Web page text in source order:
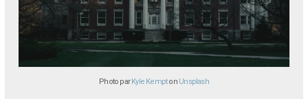
Photo par Kyle Kempton Unsplash